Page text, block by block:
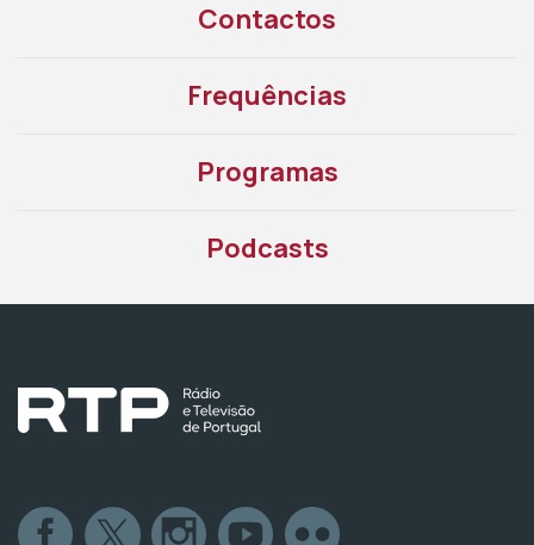
Contactos
Frequências
Programas
Podcasts